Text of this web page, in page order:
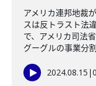
アメリカ連邦地裁
スは反トラスト法
で、アメリカ司法
グーグルの事業分
2024.08.15 |